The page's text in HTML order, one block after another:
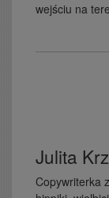
wejściu na
Julita
Copywriterka